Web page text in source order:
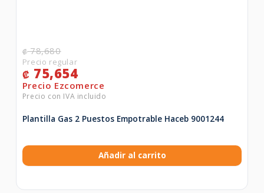
₡78,680
₡ 75,654
Plantilla Gas 2 Puestos Empotrable Haceb 9001244
Añadir al carrito